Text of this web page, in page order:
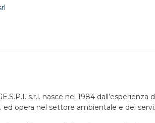
s.r.l. nasce nel 1984 dall’esperienza
ed opera nel settore ambientale e dei